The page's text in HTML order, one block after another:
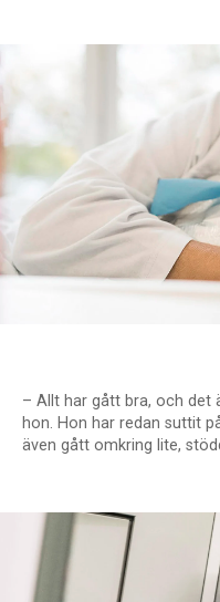
– Allt har gått bra, och det
hon. Hon har redan suttit
även gått omkring lite,